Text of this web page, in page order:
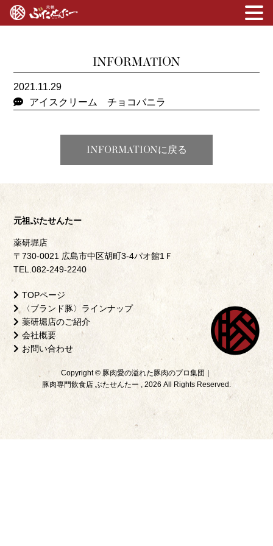
INFORMATION
2021.11.29
アイスクリーム チョコバニラ
INFORMATIONに戻る
元祖ぶたせんたー
薬研堀店
〒730-0021 広島市中区胡町3-4パオ館1Ｆ
TEL.082-249-2240
TOPページ
〈ブランド豚〉ラインナップ
薬研堀店のご紹介
会社概要
お問い合わせ
Copyright © 豚肉愛の溢れた豚肉のプロ集団｜
豚肉専門飲食店 ぶたせんたー , 2026 All Rights Reserved.